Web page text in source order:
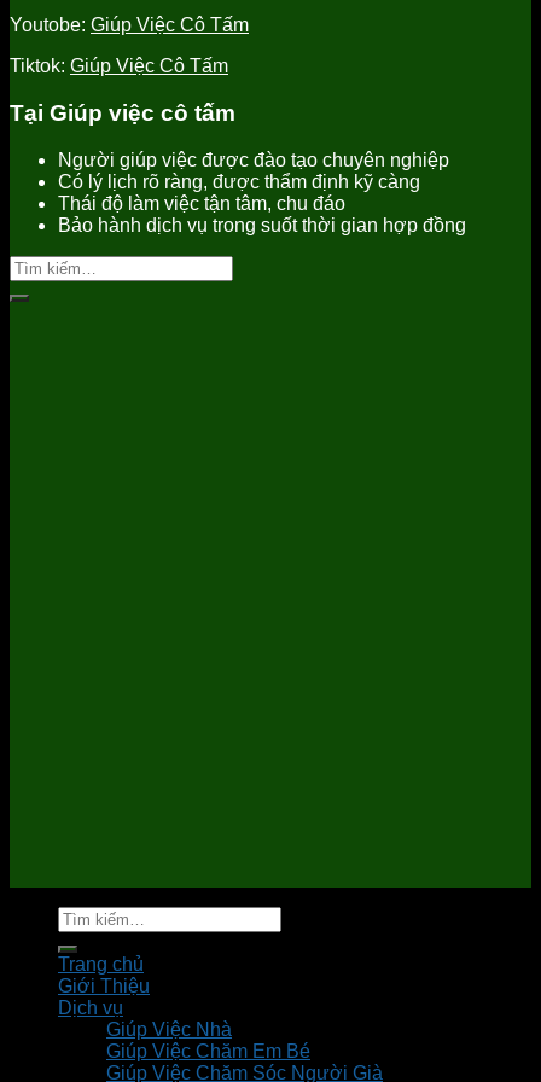
Youtobe: Giúp Việc Cô Tấm
Tiktok: Giúp Việc Cô Tấm
Tại Giúp việc cô tấm
Người giúp việc được đào tạo chuyên nghiệp
Có lý lịch rõ ràng, được thẩm định kỹ càng
Thái độ làm việc tận tâm, chu đáo
Bảo hành dịch vụ trong suốt thời gian hợp đồng
Tìm
kiếm:
Tìm
kiếm:
Trang chủ
Giới Thiệu
Dịch vụ
Giúp Việc Nhà
Giúp Việc Chăm Em Bé
Giúp Việc Chăm Sóc Người Già